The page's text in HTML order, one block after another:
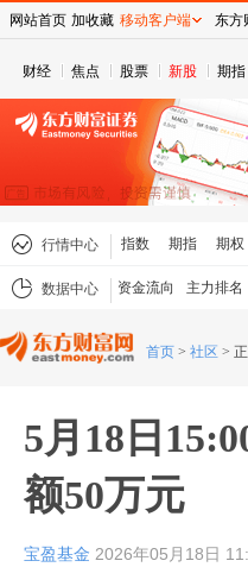
财经 焦点 股票 新股 期指
行情中心 指数 期指 期权
数据中心 资金流向 主力排名
首页 > 社区 >
5月18日
额50万元
宝盈基金 2026年05月18日
网站首页 加收藏 移动客户端 东方